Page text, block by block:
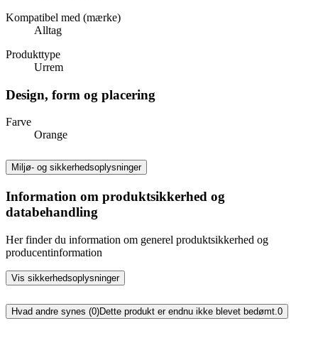
Kompatibel med (mærke)
Alltag
Produkttype
Urrem
Design, form og placering
Farve
Orange
Miljø- og sikkerhedsoplysninger
Information om produktsikkerhed og
databehandling
Her finder du information om generel produktsikkerhed og
producentinformation
Vis sikkerhedsoplysninger
Hvad andre synes (0)Dette produkt er endnu ikke blevet bedømt. 0